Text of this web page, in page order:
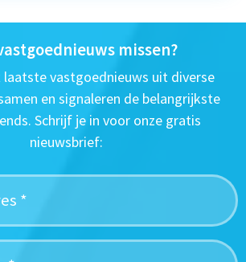
missen?
vastgoednieuws uit diverse
en signaleren de belangrijkste
Schrijf je in voor onze gratis
nieuwsbrief: